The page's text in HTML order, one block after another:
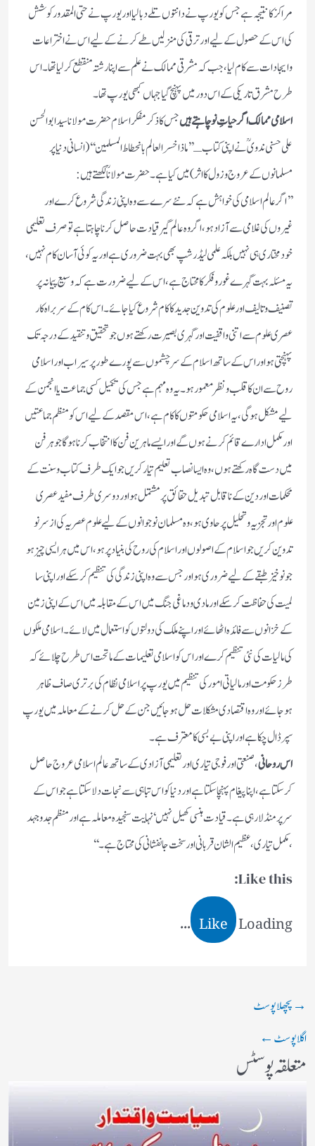
مراکز کا نتیجہ ہے جس کو یورپ نے دانتوں تلے دبالیا اور یورپ نے حتی المقدور کوشش
کی اس کے حصول کے لیے اور ترقی کی منزلیں طے کرنے کے لیے اس نے اختراعات
وایجادات سے کام لیا، جب کہ مشرقی ممالک نے علم سے اپنا رشتہ منقطع کرلیا تھا۔ اس
طرح مشرق تاریکی کے اس دور میں پہنچ گیا جہاں کبھی یورپ تھا۔
اسلامی ممالک اگر حیاتِ نو چاہتے ہیںجس کا ذکر مفکر اسلام حضرت مولانا سید ابوالحسن
علی حسنی ندوی ؒ نے اپنی کتاب ـ’’ ماذا خسر العالم بانحطاط المسلمین ‘‘(انسانی دنیا پر
مسلمانوں کے عروج وزول کا اثر ) میں کیا ہے۔ حضرت مولاناؒ لکھتے ہیں:
’’اگر عالم اسلامی کی خواہش ہے کہ نئے سرے سے وہ اپنی زندگی شروع کرے اور
غیروں کی غلامی سے آزاد ہو، اگر وہ عالم گیر قیادت حاصل کرنا چاہتا ہے تو صرف تعلیمی
خود مختاری ہی نہیں بلکہ علمی لیڈرشپ بھی بہت ضروری ہے اور یہ کوئی آسان کام نہیں،
یہ مسئلہ بہت گہرے غوروفکر کا محتاج ہے، اس کے لیے ضرورت ہے کہ وسیع پیمانہ پر
تصنیف وتالیف اور علوم کی تدوین جدید کا کام شروع کیا جائے۔ اس کام کے سربراہ کار
عصری علوم سے اتنی واقفیت اور گہری بصیرت رکھتے ہوں جو تحقیق وتنقید کے درجہ تک
پہنچتی ہو اور اس کے ساتھ اسلام کے سرچشموں سے پورے طور پر سیراب اور اسلامی
روح سے ان کا قلب ونظر معمور ہو۔ یہ وہ مہم ہے جس کی تکمیل کسی جماعت یا انجمن کے
لیے مشکل ہو گی، یہ اسلامی حکومتوں کا کام ہے، اس مقصد کے لیے اس کو منظم جماعتیں
اور مکمل ادارے قائم کرنے ہوں گے اور ایسے ماہرین فن کا انتخاب کرنا ہوگا جو ہر فن
میں دست گاہ رکھتے ہوں، وہ ایسا نصاب تعلیم تیار کریں جو ایک طرف کتاب وسنت کے
محکمات اور دین کے ناقابل تبدیل حقائق پر مشتمل ہو اور دوسری طرف مفید عصری
علوم اور تجزیہ وتحلیل پر حاوی ہو، وہ مسلمان نوجوانوں کے لیے علوم عصریہ کی ازسر نو
تدوین کریں جو اسلام کے اصولوں اور اسلام کی روح کی بنیاد پر ہو، اس میں ہر ایسی چیز ہو
جو نوخیز طبقے کے لیے ضروری ہو اور جس سے وہ اپنی زندگی کی تنظیم کرسکے اور اپنی سا
لمیت کی حفاظت کرسکے اور مادی ودماغی جنگ میں اس کے مقابلہ میں اس کے اپنی زمین
کے خزانوں سے فائدہ اٹھائے اور اپنے ملک کی دولتوں کو استعمال میں لائے۔ اسلامی ملکوں
کی مالیات کی نئی تنظیم کرے اور اس کو اسلامی تعلیمات کے ماتحت اس طرح چلائے کہ
طرز حکومت اور مالیاتی امور کی تنظیم میں یورپ پر اسلامی نظام کی برتری صاف ظاہر
ہوجائے اور وہ اقتصادی مشکلات حل ہوجائیں جن کے حل کرنے کے معاملہ میں یورپ
سپر ڈال چکا ہے اور اپنی بے بسی کا معترف ہے۔
اس روحانی،صنعتی اور فوجی تیاری اور تعلیمی آزادی کے ساتھ عالم اسلامی عروج حاصل
کرسکتا ہے، اپنا پیغام پہنچاسکتا ہے اور دنیا کو اس تباہی سے نجات دلاسکتا ہے جو اس کے
سرپر منڈلارہی ہے۔ قیادت ہنسی کھیل نہیں‘ نہایت سنجیدہ معاملہ ہے اور منظم جدوجہد
،مکمل تیاری ،عظیم الشان قربانی اور سخت جانفشانی کی محتاج ہے۔ ‘‘
Like this:
Like Loading...
→پچھلا پوسٹ
اگلا پوسٹ←
متعلقہ پوسٹس